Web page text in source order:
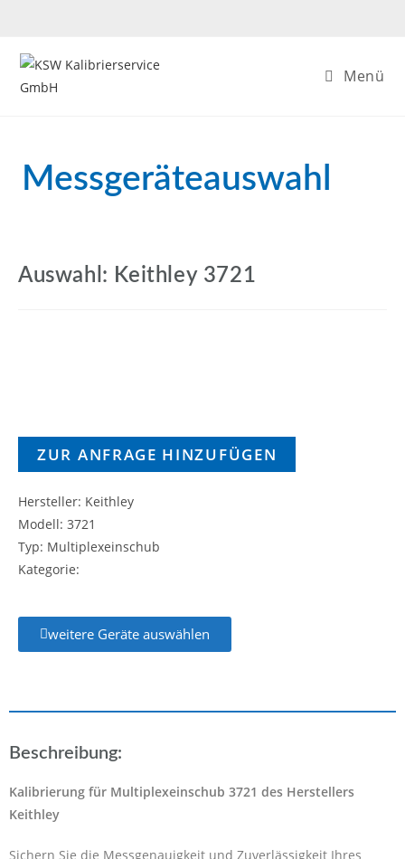
Menü
Messgeräteauswahl
Auswahl: Keithley 3721
ZUR ANFRAGE HINZUFÜGEN
Hersteller: Keithley
Modell: 3721
Typ: Multiplexeinschub
Kategorie:
weitere Geräte auswählen
Beschreibung:
Kalibrierung für Multiplexeinschub 3721 des Herstellers
Keithley
Sichern Sie die Messgenauigkeit und Zuverlässigkeit Ihres